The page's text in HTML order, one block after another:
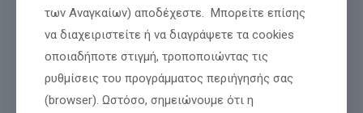
των Αναγκαίων) αποδέχεστε. Μπορείτε επίσης
να διαχειριστείτε ή να διαγράψετε τα cookies
οποιαδήποτε στιγμή, τροποποιώντας τις
ρυθμίσεις του προγράμματος περιήγησής σας
(browser). Ωστόσο, σημειώνουμε ότι η